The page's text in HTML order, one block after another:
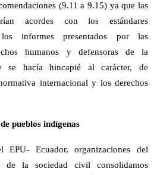
(9.11 a 9.15) ya que las
acordes con los estándares
los informes presentados por las
humanos y defensoras de la
se hacía hincapié al carácter, de
internacional y los derechos
pueblos indígenas
Ecuador, organizaciones del
de la sociedad civil consolidamos